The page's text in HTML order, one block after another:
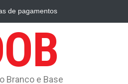
de pagamentos Ranking global
Branco e Base